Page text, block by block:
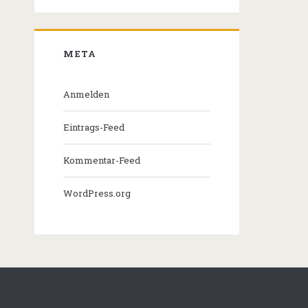
META
Anmelden
Eintrags-Feed
Kommentar-Feed
WordPress.org